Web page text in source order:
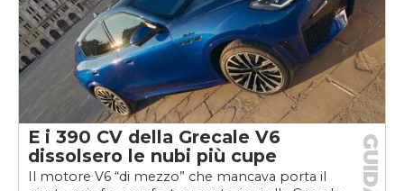
E i 390 CV della Grecale V6
dissolsero le nubi più cupe
Il motore V6 “di mezzo” che mancava porta il
GUIDA